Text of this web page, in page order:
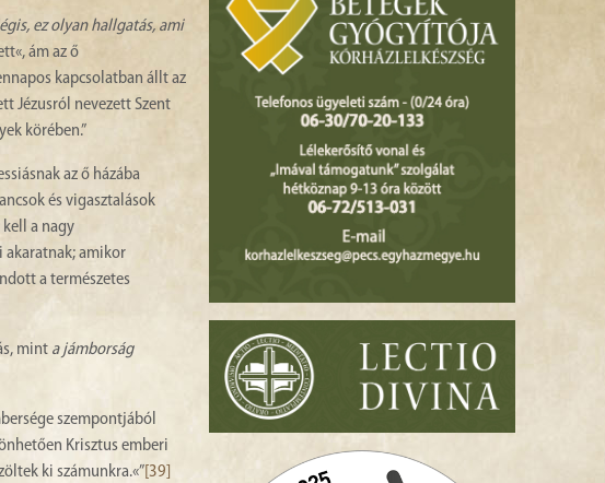
ez olyan hallgatás, ami
ám az ő
kapcsolatban állt az
Jézusról nevezett Szent
körében.”
az ő házába
és vigasztalások
kell a nagy
akaratnak; amikor
a természetes
mint a jámborság
szempontjából
Krisztus emberi
ki számunkra.«” [39]